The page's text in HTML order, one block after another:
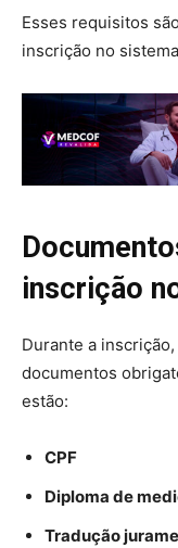
Esses requisitos
inscrição no
inscrição
Durante a
documentos
estão:
CPF
Diploma de
Tradução